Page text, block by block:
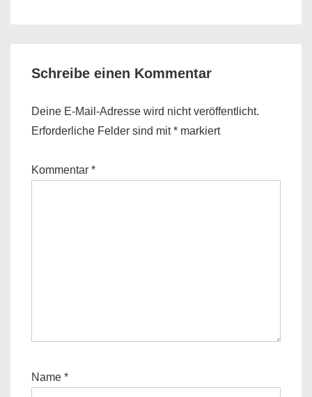
Schreibe einen Kommentar
Deine E-Mail-Adresse wird nicht veröffentlicht.
Erforderliche Felder sind mit* markiert
Kommentar *
Name *